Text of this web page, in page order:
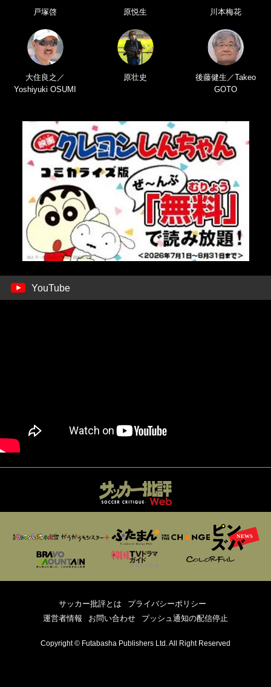
戸塚啓 原悦生 川本梅花
大住良之／
Yoshiyuki OSUMI
原壮史
後藤健生／Takeo
GOTO
YouTube
サッカー批評とは
プライバシーポリシー
運営者情報
お問い合わせ プッシュ通知の配信停止
Copyright © Futabasha Publishers Ltd. All Right Reserved